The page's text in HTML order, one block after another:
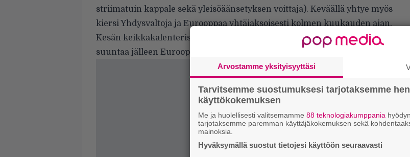
striimatuin kappale sekä yleisöäänsetyksen voittaja). Keväällä yhtye myös
kiersi Yhdysvaltoja ja Eurooppaa yhtäjaksoisesti kolmen kuukauden ajan.
Kesän keikkakalenterissa yhtyeellä on yli 20 festarikeikkaa ja syksyllä yhtye
suuntaa jälleen Eurooppaan omalle headline-kiertueelle.
Arvostamme yksityisyyttäsi
Tarvitsemme suostumuksesi tarjotaksemme
käyttökokemuksen
Me ja huolellisesti valitsemamme 88 teknologiakumppania
tarjotaksemme paremman käyttäjäkokemuksen sekä
mainoksia.
Hyväksymällä suostut tietojesi käyttöön seuraavasti